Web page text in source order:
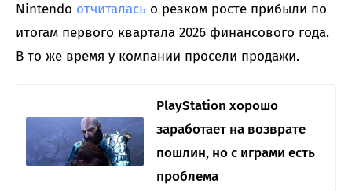
Nintendo отчиталась о резком росте прибыли по
итогам первого квартала 2026 финансового года.
В то же время у компании просели продажи.
PlayStation хорошо
заработает на возврате
пошлин, но с играми есть
проблема